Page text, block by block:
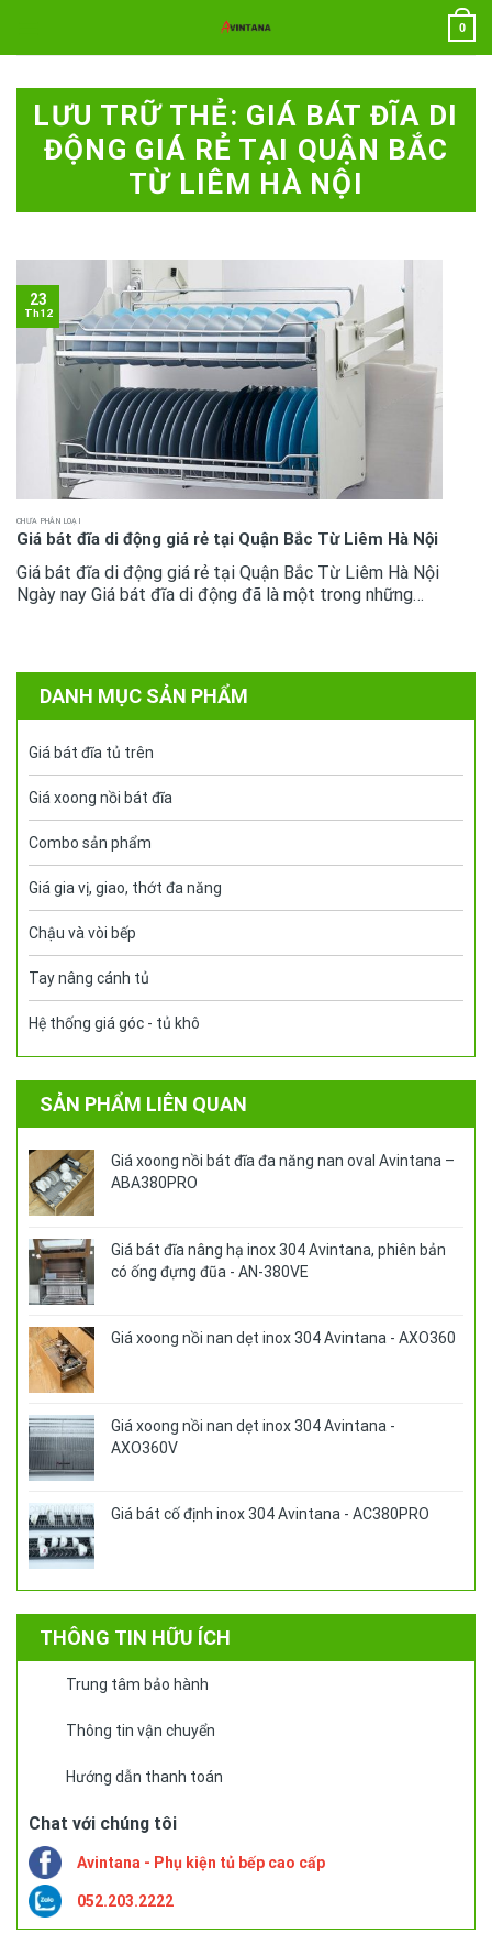
nội
0
LƯU TRỮ THẺ: GIÁ BÁT ĐĨA DI
ĐỘNG GIÁ RẺ TẠI QUẬN BẮC
TỪ LIÊM HÀ NỘI
CHƯA PHÂN LOẠI
Giá bát đĩa di động giá rẻ tại Quận Bắc Từ Liêm Hà Nội
Giá bát đĩa di động giá rẻ tại Quận Bắc Từ Liêm Hà Nội
Ngày nay Giá bát đĩa di động đã là một trong những
23
Th12
DANH MỤC SẢN PHẨM
Giá bát đĩa tủ trên
Giá xoong nồi bát đĩa
Combo sản phẩm
Giá gia vị, giao, thớt đa năng
Chậu và vòi bếp
Tay nâng cánh tủ
Hệ thống giá góc - tủ khô
SẢN PHẨM LIÊN QUAN
Giá xoong nồi bát đĩa đa năng nan oval Avintana –
ABA380PRO
Giá bát đĩa nâng hạ inox 304 Avintana, phiên bản
có ống đựng đũa - AN-380VE
Giá xoong nồi nan dẹt inox 304 Avintana - AXO360
Giá xoong nồi nan dẹt inox 304 Avintana -
AXO360V
Giá bát cố định inox 304 Avintana - AC380PRO
THÔNG TIN HỮU ÍCH
Trung tâm bảo hành
Thông tin vận chuyển
Hướng dẫn thanh toán
Chat với chúng tôi
Avintana - Phụ kiện tủ bếp cao cấp
052.203.2222